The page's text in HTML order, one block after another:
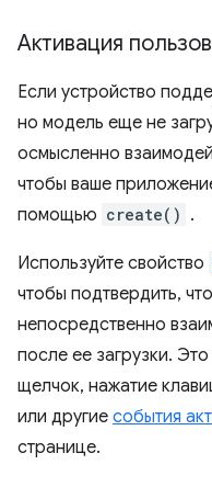
Активация
Если устройство
но модель еще не
осмысленно
чтобы ваше
помощью create() .
Используйте свойство
чтобы подтвердить,
непосредственно
после ее загрузки.
щелчок, нажатие
или другие события
странице.